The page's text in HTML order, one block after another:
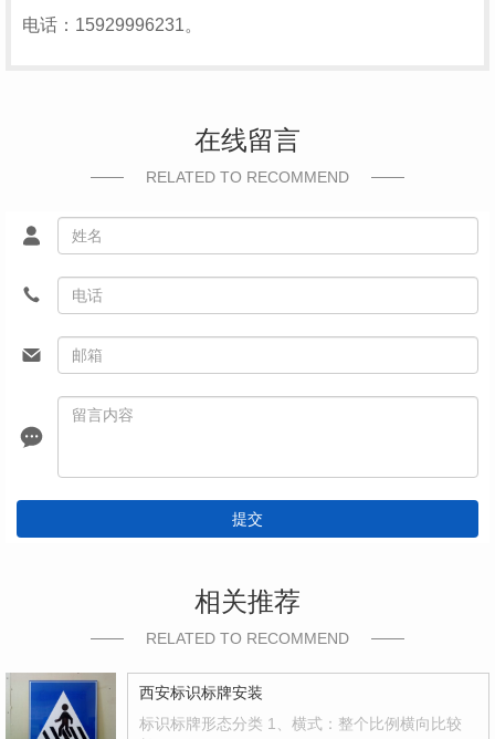
电话：15929996231。
在线留言
RELATED TO RECOMMEND
提交
相关推荐
RELATED TO RECOMMEND
西安标识标牌安装
标识标牌形态分类 1、横式：整个比例横向比较